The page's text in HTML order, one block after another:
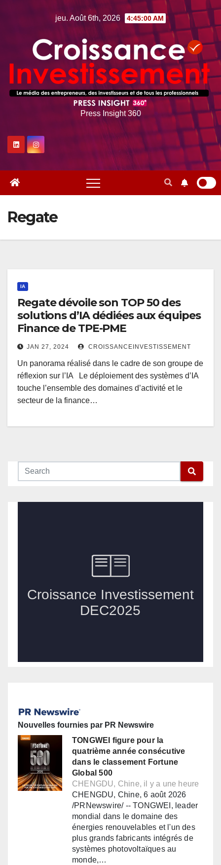
jeu. Août 6th, 2026 4:45:00 AM
Press Insight 360
Regate
IA
Regate dévoile son TOP 50 des
solutions d’IA dédiées aux équipes
Finance de TPE-PME
JAN 27, 2024 CROISSANCEINVESTISSEMENT
Un panorama réalisé dans le cadre de son groupe de
réflexion sur l’IA Le déploiement des systèmes d’IA
touche l’ensemble des domaines d’activité et le
secteur de la finance…
Nouvelles fournies par PR Newswire
TONGWEI figure pour la
quatrième année consécutive
dans le classement Fortune
Global 500
CHENGDU, Chine, il y a une heure
CHENGDU, Chine, 6 août 2026
/PRNewswire/ -- TONGWEI, leader
mondial dans le domaine des
énergies renouvelables et l'un des
plus grands fabricants intégrés de
systèmes photovoltaïques au
monde,…